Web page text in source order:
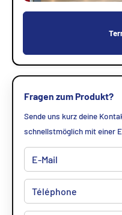
Fragen zum Produkt?
Sende uns kurz deine
schnellstmöglich mit einer